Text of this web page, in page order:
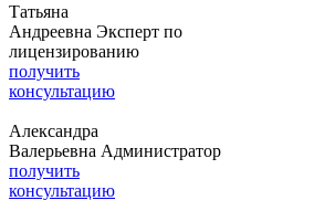
Татьяна
Андреевна Эксперт по
лицензированию
получить
консультацию
Александра
Валерьевна Администратор
получить
консультацию